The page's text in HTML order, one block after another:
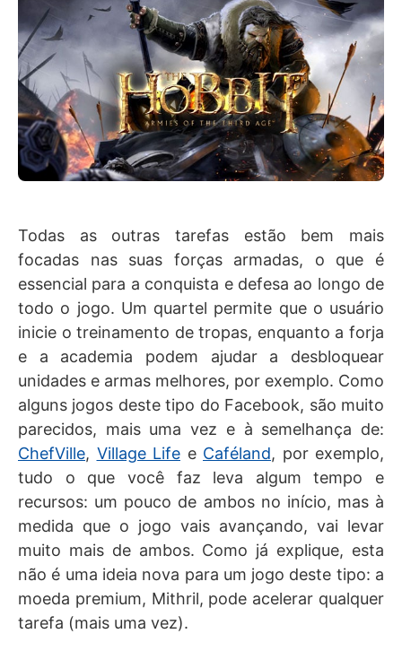
Todas as outras tarefas estão bem mais
focadas nas suas forças armadas, o que é
essencial para a conquista e defesa ao longo de
todo o jogo. Um quartel permite que o usuário
inicie o treinamento de tropas, enquanto a forja
e a academia podem ajudar a desbloquear
unidades e armas melhores, por exemplo. Como
alguns jogos deste tipo do Facebook, são muito
parecidos, mais uma vez e à semelhança de:
ChefVille, Village Life e Caféland, por exemplo,
tudo o que você faz leva algum tempo e
recursos: um pouco de ambos no início, mas à
medida que o jogo vais avançando, vai levar
muito mais de ambos. Como já explique, esta
não é uma ideia nova para um jogo deste tipo: a
moeda premium, Mithril, pode acelerar qualquer
tarefa (mais uma vez).